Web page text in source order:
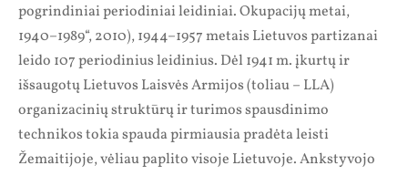
pogrindiniai periodiniai leidiniai. Okupacijų metai,
1940–1989“, 2010), 1944–1957 metais Lietuvos partizanai
leido 107 periodinius leidinius. Dėl 1941 m. įkurtų ir
išsaugotų Lietuvos Laisvės Armijos (toliau – LLA)
organizacinių struktūrų ir turimos spausdinimo
technikos tokia spauda pirmiausia pradėta leisti
Žemaitijoje, vėliau paplito visoje Lietuvoje. Ankstyvojo